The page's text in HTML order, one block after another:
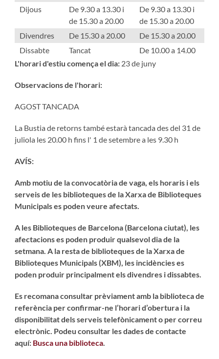
Dijous
De 9.30 a 13.30 i
de 15.30 a 20.00
De 9.30 a 13.30 i
de 15.30 a 20.00
Divendres
De 15.30 a 20.00
De 15.30 a 20.00
Dissabte
Tancat
De 10.00 a 14.00
L'horari d'estiu comença el dia: 23 de juny
Observacions de l'horari:
AGOST TANCADA
La Bustia de retorns també estarà tancada des del 31 de
juliola les 20.00 h fins l' 1 de setembre a les 9.30 h
AVÍS:
Amb motiu de la convocatòria de vaga, els horaris i els
serveis de les biblioteques de la Xarxa de Biblioteques
Municipals es poden veure afectats.
A les Biblioteques de Barcelona (Barcelona ciutat), les
afectacions es poden produir qualsevol dia de la
setmana. A la resta de biblioteques de la Xarxa de
Biblioteques Municipals (XBM), les incidències es
poden produir principalment els divendres i dissabtes.
Es recomana consultar prèviament amb la biblioteca de
referència per confirmar-ne l’horari d’obertura i la
disponibilitat dels serveis telefònicament o per correu
electrònic. Podeu consultar les dades de contacte
aquí: Busca una biblioteca.